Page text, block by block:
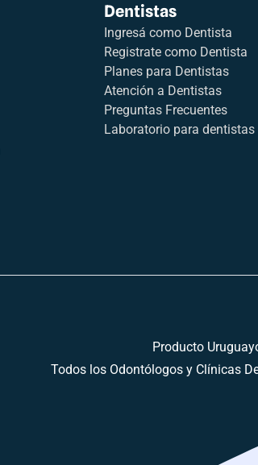
Dentistas
Ingresá como Dentista
Registrate como Dentista
Planes para Dentistas
Atención a Dentistas
Preguntas Frecuentes
Laboratorio para dentistas
Producto
Todos los Odontólogos y Clínicas